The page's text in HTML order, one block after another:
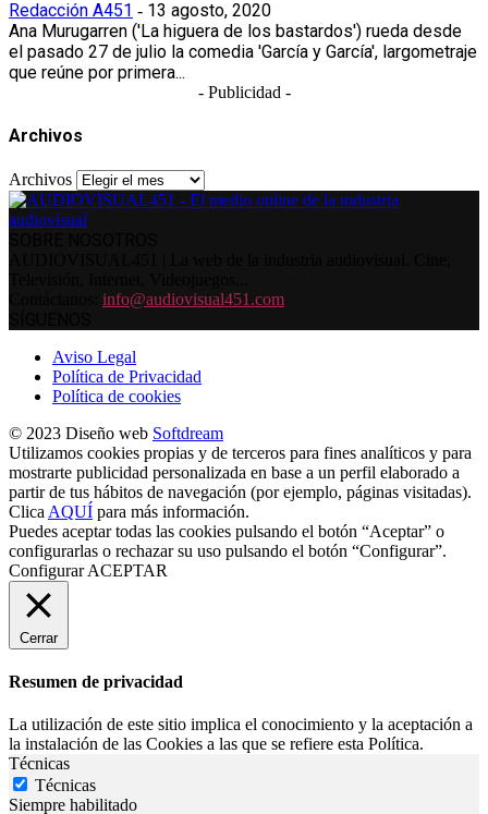
Redacción A451 - 13 agosto, 2020
Ana Murugarren ('La higuera de los bastardos') rueda desde
el pasado 27 de julio la comedia 'García y García', largometraje
que reúne por primera...
- Publicidad -
Archivos
Archivos
info@audiovisual451.com
Aviso Legal
Política de Privacidad
Política de cookies
© 2023 Diseño web Softdream
Utilizamos cookies propias y de terceros para fines analíticos y para
mostrarte publicidad personalizada en base a un perfil elaborado a
partir de tus hábitos de navegación (por ejemplo, páginas visitadas).
Clica AQUÍ para más información.
Puedes aceptar todas las cookies pulsando el botón “Aceptar” o
configurarlas o rechazar su uso pulsando el botón “Configurar”.
Configurar ACEPTAR
Cerrar
Resumen de privacidad
La utilización de este sitio implica el conocimiento y la aceptación a
la instalación de las Cookies a las que se refiere esta Política.
Técnicas
Técnicas
Siempre habilitado